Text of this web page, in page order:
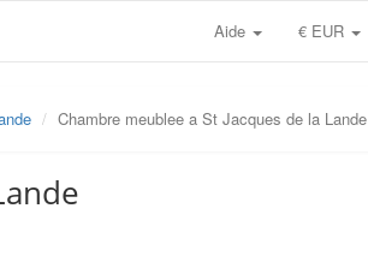
Aide € EUR
Chambre meublee a St Jacques de la Lande